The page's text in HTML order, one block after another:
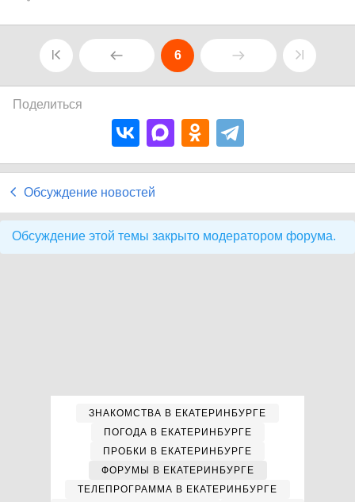
6
Поделиться
Обсуждение новостей
Обсуждение этой темы закрыто модератором форума.
ЗНАКОМСТВА В ЕКАТЕРИНБУРГЕ
ПОГОДА В ЕКАТЕРИНБУРГЕ
ПРОБКИ В ЕКАТЕРИНБУРГЕ
ФОРУМЫ В ЕКАТЕРИНБУРГЕ
ТЕЛЕПРОГРАММА В ЕКАТЕРИНБУРГЕ